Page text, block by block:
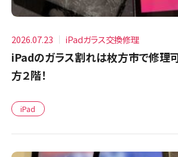
2026.07.23 iPadガラス交換修理
iPadのガラス割れは枚方市で修理
方２階！
iPad